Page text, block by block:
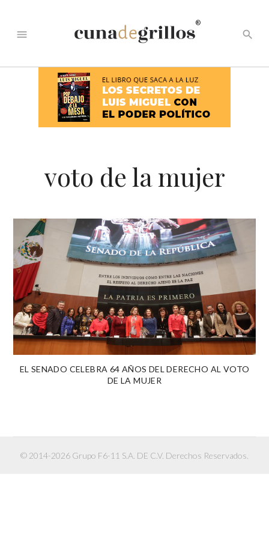
menu
®
search
voto de la mujer
EL SENADO CELEBRA 64 AÑOS DEL DERECHO AL VOTO
DE LA MUJER
© 2014-2026 Grupo F6-11 S.A. DE C.V. Derechos Reservados.